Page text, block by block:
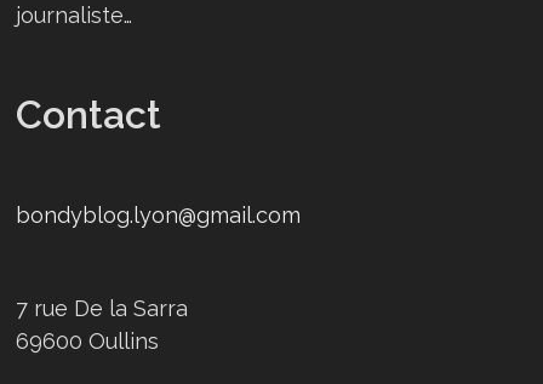
journaliste…
Contact
bondyblog.lyon@gmail.com
7 rue De la Sarra
69600 Oullins